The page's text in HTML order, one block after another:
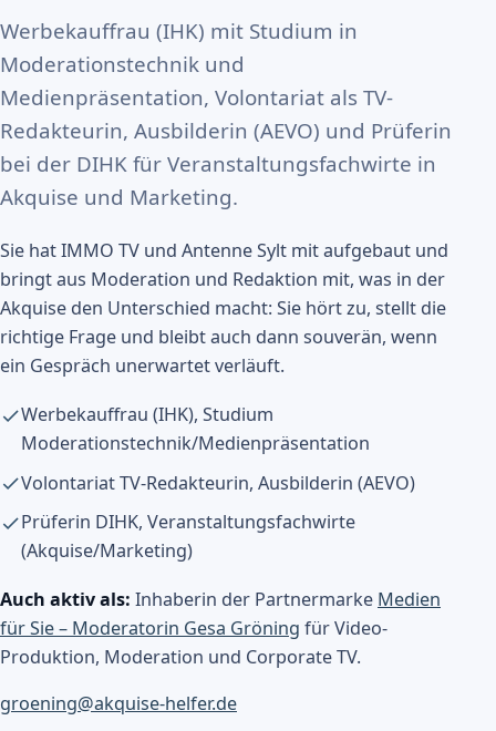
Werbekauffrau (IHK) mit Studium in
Moderationstechnik und
Medienpräsentation, Volontariat als TV-
Redakteurin, Ausbilderin (AEVO) und Prüferin
bei der DIHK für Veranstaltungsfachwirte in
Akquise und Marketing.
Sie hat IMMO TV und Antenne Sylt mit aufgebaut und
bringt aus Moderation und Redaktion mit, was in der
Akquise den Unterschied macht: Sie hört zu, stellt die
richtige Frage und bleibt auch dann souverän, wenn
ein Gespräch unerwartet verläuft.
Werbekauffrau (IHK), Studium
Moderationstechnik/Medienpräsentation
Volontariat TV-Redakteurin, Ausbilderin (AEVO)
Prüferin DIHK, Veranstaltungsfachwirte
(Akquise/Marketing)
Auch aktiv als: Inhaberin der Partnermarke Medien
für Sie – Moderatorin Gesa Gröning für Video-
Produktion, Moderation und Corporate TV.
groening@akquise-helfer.de